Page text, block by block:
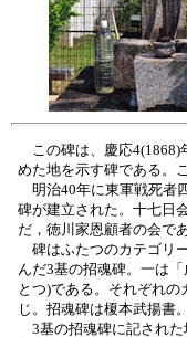
この碑は、慶応4(1868)
めた地を示す碑である。
明治40年に東軍戦死者
碑が建立された。十七日
だ，徳川家恩顧者の会であ
碑はふたつのカテゴリ
んだ3基の招魂碑。一は
とつ)である。それぞれ
じ。招魂碑は榎本武揚書。
3基の招魂碑に記された